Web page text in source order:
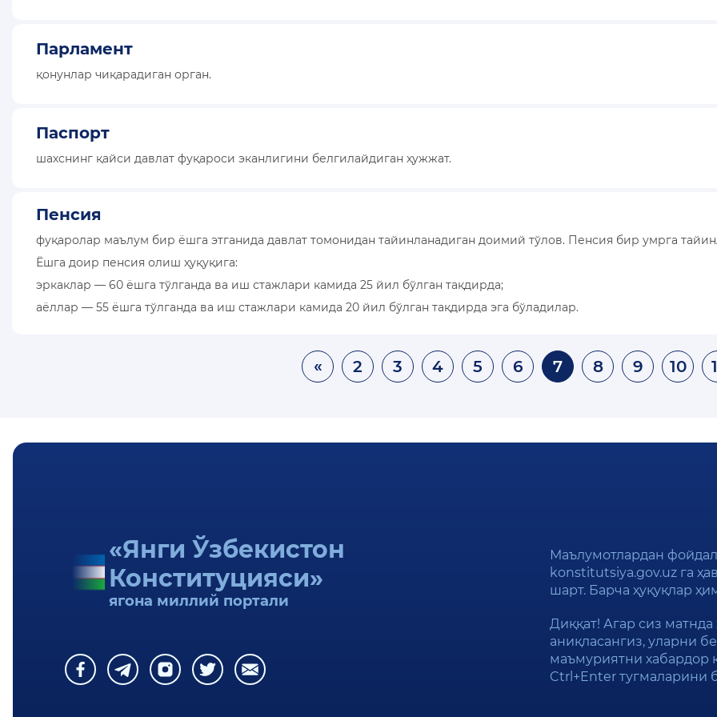
Парламент
қонунлар чиқарадиган орган.
Паспорт
шахснинг қайси давлат фуқароси эканлигини белгилайдиган ҳужжат.
Пенсия
фуқаролар маълум бир ёшга этганида давлат томонидан тайинланадиган доимий тўлов. Пенсия бир умрга
Ёшга доир пенсия олиш ҳуқуқига:
эркаклар — 60 ёшга тўлганда ва иш стажлари камида 25 йил бўлган тақдирда;
аёллар — 55 ёшга тўлганда ва иш стажлари камида 20 йил бўлган тақдирда эга бўладилар.
« 2 3 4 5 6 7 8 9 10
«Янги Ўзбекистон
Конституцияси»
ягона миллий портали
Маълумотлардан
konstitutsiya.gov.uz га
шарт. Барча ҳуқуқлар
Диққат! Агар сиз
аниқласангиз, уларни
маъмуриятни хабардор
Ctrl+Enter тугмаларини